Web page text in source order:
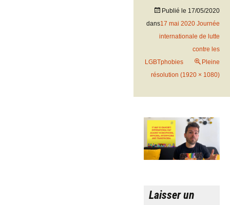
Publié le 17/05/2020
dans17 mai 2020 Journée
internationale de lutte
contre les
LGBTphobies
Pleine
résolution (1920 × 1080)
Laisser un